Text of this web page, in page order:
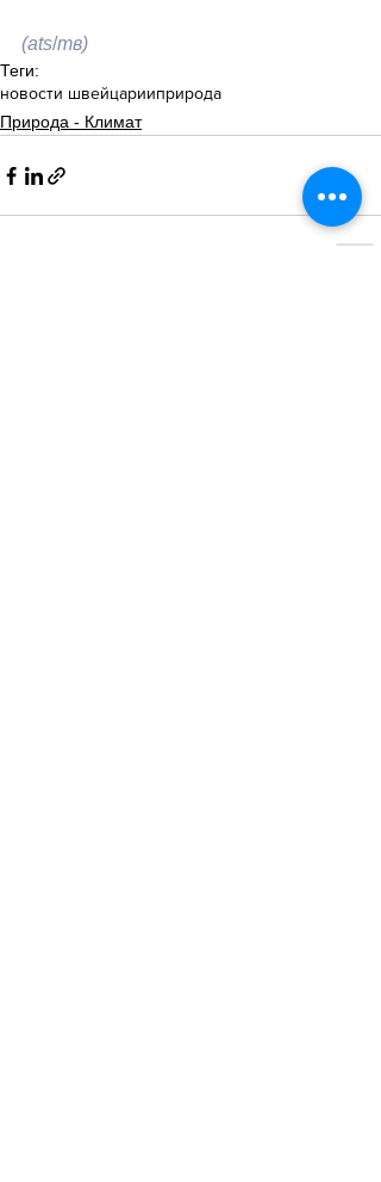
(ats/тв)
Теги:
новости швейцарииприрода
Природа - Климат